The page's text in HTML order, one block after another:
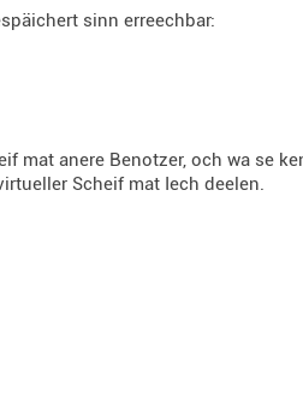
sinn erreechbar:
mat anere Benotzer, och wa se
Scheif mat Iech deelen.